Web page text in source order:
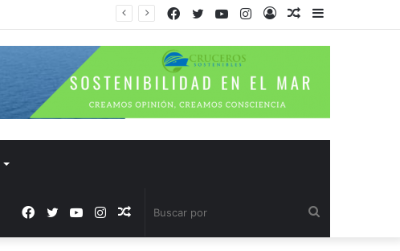
Barra
Publicación
Acceso
Instagram
YouTube
Twitter
Facebook
Publicación
Instagram
YouTube
Twitter
Facebook